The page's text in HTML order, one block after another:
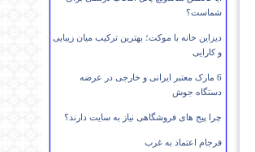
شماست؟
دیزاین خانه با موکت؛ بهترین ترکیب میان زیبایی
و کارایی
6 مارک معتبر ایرانی و خارجی در عرضه
دستگاه جوش
چرا پیج های فروشگاهی نیاز به سایت دارند؟
فرجام اعتماد به غرب